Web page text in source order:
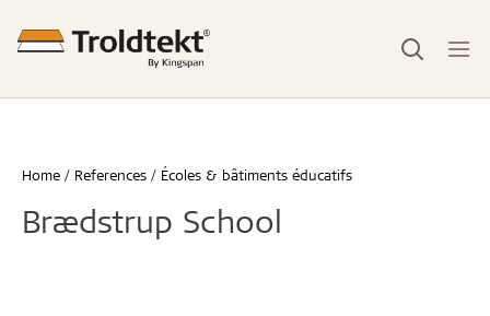
Home References Écoles & bâtiments éducatifs
Brædstrup School